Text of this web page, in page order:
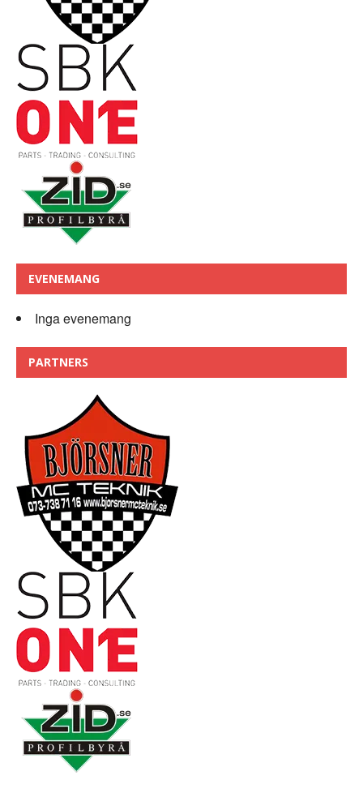
EVENEMANG
Inga evenemang
PARTNERS